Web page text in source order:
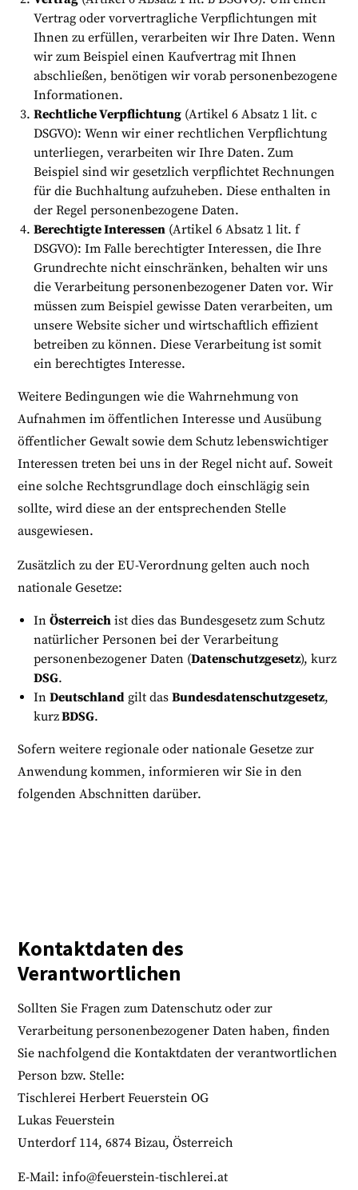
Vertrag oder vorvertragliche Verpflichtungen mit
Ihnen zu erfüllen, verarbeiten wir Ihre Daten. Wenn
wir zum Beispiel einen Kaufvertrag mit Ihnen
abschließen, benötigen wir vorab personenbezogene
Informationen.
Rechtliche Verpflichtung (Artikel 6 Absatz 1 lit. c
DSGVO): Wenn wir einer rechtlichen Verpflichtung
unterliegen, verarbeiten wir Ihre Daten. Zum
Beispiel sind wir gesetzlich verpflichtet Rechnungen
für die Buchhaltung aufzuheben. Diese enthalten in
der Regel personenbezogene Daten.
Berechtigte Interessen (Artikel 6 Absatz 1 lit. f
DSGVO): Im Falle berechtigter Interessen, die Ihre
Grundrechte nicht einschränken, behalten wir uns
die Verarbeitung personenbezogener Daten vor. Wir
müssen zum Beispiel gewisse Daten verarbeiten, um
unsere Website sicher und wirtschaftlich effizient
betreiben zu können. Diese Verarbeitung ist somit
ein berechtigtes Interesse.
Weitere Bedingungen wie die Wahrnehmung von
Aufnahmen im öffentlichen Interesse und Ausübung
öffentlicher Gewalt sowie dem Schutz lebenswichtiger
Interessen treten bei uns in der Regel nicht auf. Soweit
eine solche Rechtsgrundlage doch einschlägig sein
sollte, wird diese an der entsprechenden Stelle
ausgewiesen.
Zusätzlich zu der EU-Verordnung gelten auch noch
nationale Gesetze:
InÖsterreich ist dies das Bundesgesetz zum Schutz
natürlicher Personen bei der Verarbeitung
personenbezogener Daten (Datenschutzgesetz), kurz
DSG.
InDeutschland gilt dasBundesdatenschutzgesetz,
kurzBDSG.
Sofern weitere regionale oder nationale Gesetze zur
Anwendung kommen, informieren wir Sie in den
folgenden Abschnitten darüber.
Kontaktdaten des
Verantwortlichen
Sollten Sie Fragen zum Datenschutz oder zur
Verarbeitung personenbezogener Daten haben, finden
Sie nachfolgend die Kontaktdaten der verantwortlichen
Person bzw. Stelle:
Tischlerei Herbert Feuerstein OG
Lukas Feuerstein
Unterdorf 114, 6874 Bizau, Österreich
E-Mail: info@feuerstein-tischlerei.at